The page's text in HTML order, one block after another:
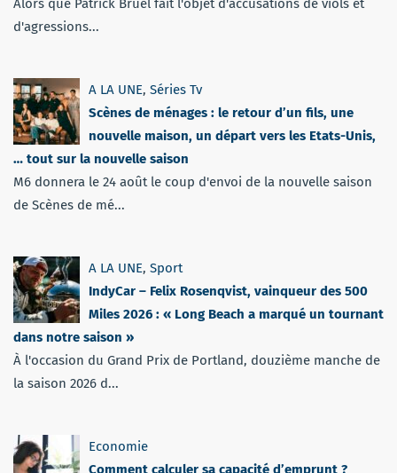
Alors que Patrick Bruel fait l'objet d'accusations de viols et
d'agressions...
A LA UNE, Séries Tv
Scènes de ménages : le retour d’un fils, une
nouvelle maison, un départ vers les Etats-Unis,
… tout sur la nouvelle saison
M6 donnera le 24 août le coup d'envoi de la nouvelle saison
de Scènes de mé...
A LA UNE, Sport
IndyCar – Felix Rosenqvist, vainqueur des 500
Miles 2026 : « Long Beach a marqué un tournant
dans notre saison »
À l'occasion du Grand Prix de Portland, douzième manche de
la saison 2026 d...
Economie
Comment calculer sa capacité d’emprunt ?